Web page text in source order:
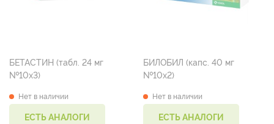
БЕТАСТИН (табл. 24 мг
№10х3)
Нет в наличии
ЕСТЬ АНАЛОГИ
БИЛОБИЛ (капс. 40 мг
№10х2)
Нет в наличии
ЕСТЬ АНАЛОГИ